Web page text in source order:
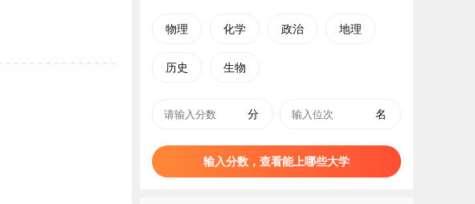
物理 化学 政治 地理
历史 生物
分 名
输入分数，查看能上哪些大学